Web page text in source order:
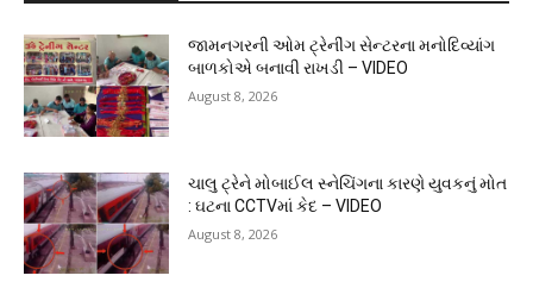
જામનગરની ઓમ ટ્રેનીંગ સેન્ટરના મનોદિવ્યાંગ
બાળકોએ બનાવી રાખડી – VIDEO
August 8, 2026
ચાલુ ટ્રેને મોબાઈલ સ્નેચિંગના કારણે યુવકનું મોત
: ઘટના CCTVમાં કેદ – VIDEO
August 8, 2026